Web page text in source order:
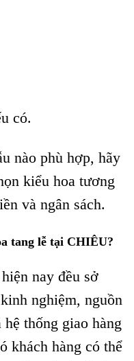
có.
nào phù hợp, hãy
kiểu hoa tương
và ngân sách.
tang lễ tại CHIÊU?
nay đều sở
nghiệm, nguồn
thống giao hàng
khách hàng có thể